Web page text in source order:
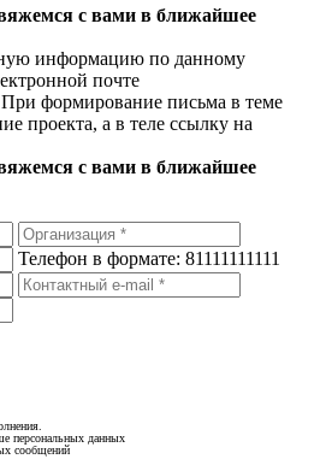
с вами в ближайшее
информацию по данному
почте
формирование письма в теме
проекта, а в теле ссылку на
с вами в ближайшее
Телефон в формате: 81111111111
персональных данных
сообщений